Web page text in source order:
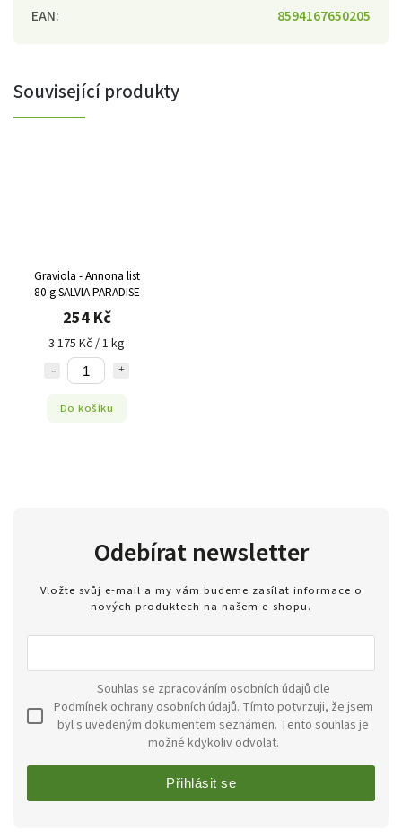
EAN: 8594167650205
Související produkty
Graviola - Annona list
80 g SALVIA PARADISE
254 Kč
3 175 Kč / 1 kg
Do košíku
Odebírat newsletter
Vložte svůj e-mail a my vám budeme zasílat informace o
nových produktech na našem e-shopu.
Podmínek ochrany osobních údajů. Tímto potvrzuji, že jsem
byl s uvedeným dokumentem seznámen. Tento souhlas je
možné kdykoliv odvolat.
Přihlásit se